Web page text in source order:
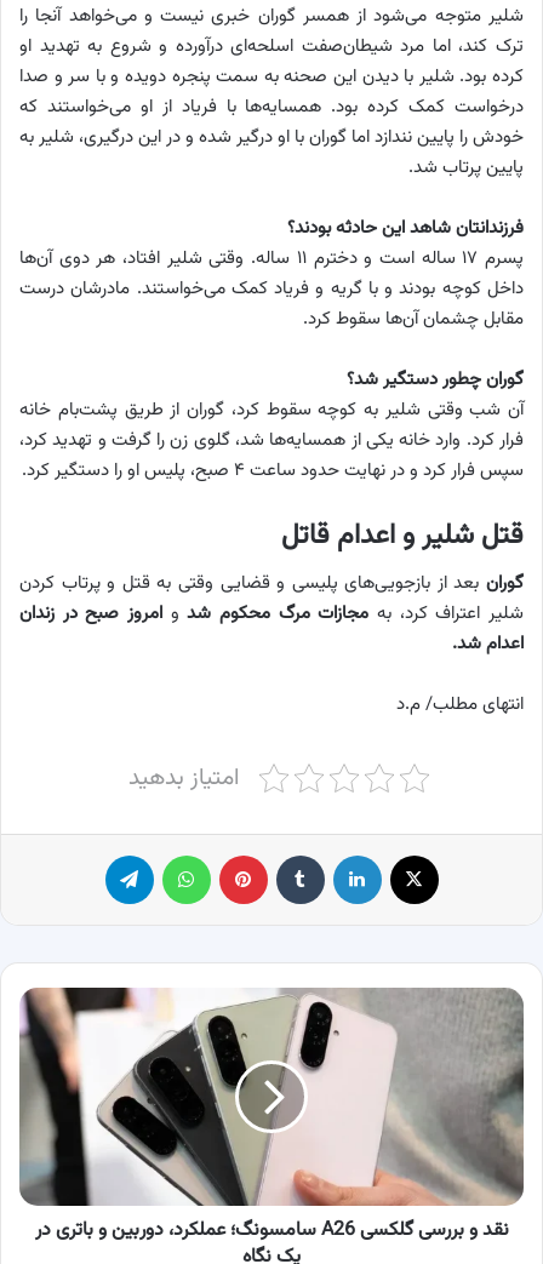
شلیر متوجه می‌شود از همسر گوران خبری نیست و می‌خواهد آنجا را
ترک کند، اما مرد شیطان‌صفت اسلحه‌ای درآورده و شروع به تهدید او
کرده بود. شلیر با دیدن این صحنه به سمت پنجره دویده و با سر و صدا
درخواست کمک کرده بود. همسایه‌ها با فریاد از او می‌خواستند که
خودش را پایین نندازد اما گوران با او درگیر شده و در این درگیری، شلیر به
پایین پرتاب شد.
فرزندانتان شاهد این حادثه بودند؟
پسرم ۱۷ ساله است و دخترم ۱۱ ساله. وقتی شلیر افتاد، هر دوی آن‌ها
داخل کوچه بودند و با گریه و فریاد کمک می‌خواستند. مادرشان درست
مقابل چشمان آن‌ها سقوط کرد.
گوران چطور دستگیر شد؟
آن شب وقتی شلیر به کوچه سقوط کرد، گوران از طریق پشت‌بام خانه
فرار کرد. وارد خانه یکی از همسایه‌ها شد، گلوی زن را گرفت و تهدید کرد،
سپس فرار کرد و در نهایت حدود ساعت ۴ صبح، پلیس او را دستگیر کرد.
قتل شلیر و اعدام قاتل
گوران بعد از بازجویی‌های پلیسی و قضایی وقتی به قتل و پرتاب کردن
شلیر اعتراف کرد، به مجازات مرگ محکوم شدو امروز صبح در زندان
اعدام شد.
انتهای مطلب/ م.د
امتیاز بدهید
لینکدین ‫تامبلر پینترست
نقد
و
بررسی
گلکسی
A26
سامسونگ؛
عملکرد،
دوربین
و
باتری
نقد و بررسی گلکسی A26 سامسونگ؛ عملکرد، دوربین و باتری در
یک نگاه